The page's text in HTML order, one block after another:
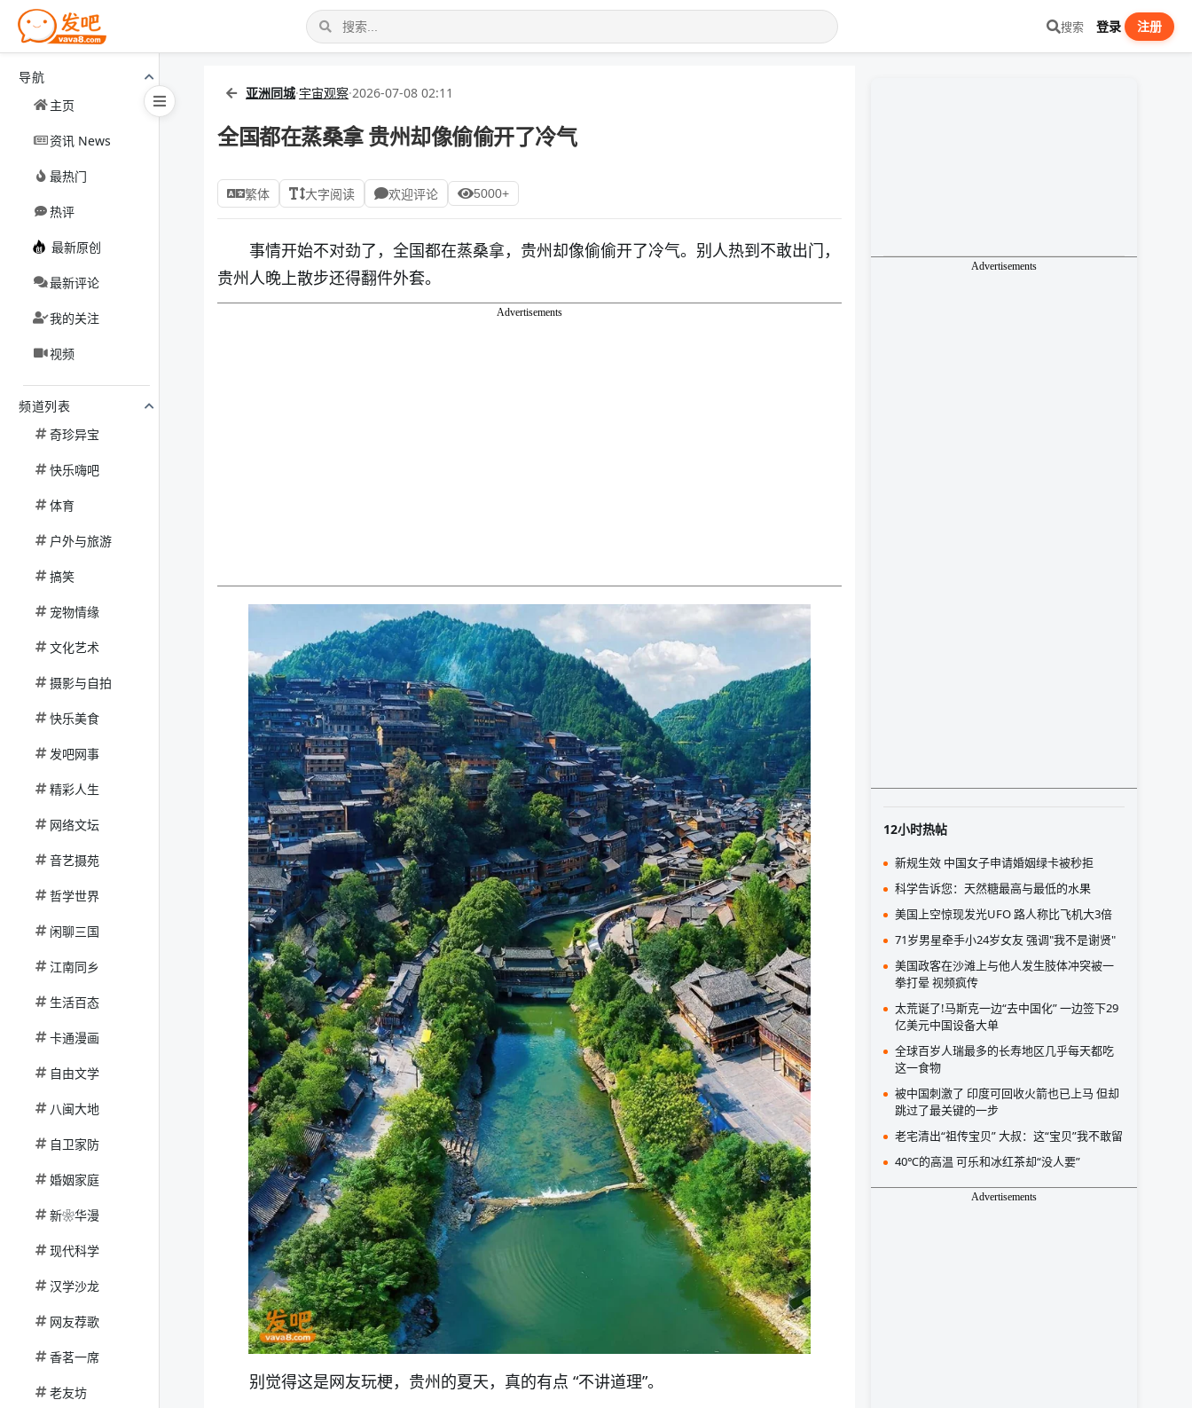
搜索 登录 注册
导航
主页
资讯 News
最热门
热评
最新原创
最新评论
我的关注
视频
频道列表
奇珍异宝
快乐嗨吧
体育
户外与旅游
搞笑
宠物情缘
文化艺术
摄影与自拍
快乐美食
发吧网事
精彩人生
网络文坛
音艺摄苑
哲学世界
闲聊三国
江南同乡
生活百态
卡通漫画
自由文学
八闽大地
自卫家防
婚姻家庭
新❀华漫
现代科学
汉学沙龙
网友荐歌
香茗一席
老友坊
亚洲同城·宇宙观察·2026-07-08 02:11
全国都在蒸桑拿 贵州却像偷偷开了冷气
繁体 大字阅读 欢迎评论 5000+
事情开始不对劲了，全国都在蒸桑拿，贵州却像偷偷开了冷气。别人热到不敢出门，
贵州人晚上散步还得翻件外套。
Advertisements
别觉得这是网友玩梗，贵州的夏天，真的有点 “不讲道理”。
Advertisements
12小时热帖
新规生效 中国女子申请婚姻绿卡被秒拒
科学告诉您：天然糖最高与最低的水果
美国上空惊现发光UFO 路人称比飞机大3倍
71岁男星牵手小24岁女友 强调"我不是谢贤"
美国政客在沙滩上与他人发生肢体冲突被一
拳打晕 视频疯传
太荒诞了!马斯克一边“去中国化” 一边签下29
亿美元中国设备大单
全球百岁人瑞最多的长寿地区几乎每天都吃
这一食物
被中国刺激了 印度可回收火箭也已上马 但却
跳过了最关键的一步
老宅清出“祖传宝贝” 大叔：这“宝贝”我不敢留
40℃的高温 可乐和冰红茶却“没人要”
Advertisements